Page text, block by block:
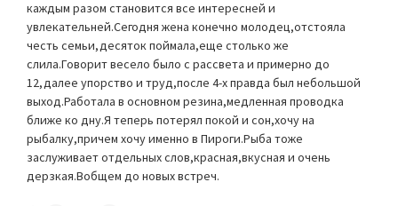
каждым разом становится все интересней и
увлекательней.Сегодня жена конечно молодец,отстояла
честь семьи,десяток поймала,еще столько же
слила.Говорит весело было с рассвета и примерно до
12,далее упорство и труд,после 4-х правда был небольшой
выход.Работала в основном резина,медленная проводка
ближе ко дну.Я теперь потерял покой и сон,хочу на
рыбалку,причем хочу именно в Пироги.Рыба тоже
заслуживает отдельных слов,красная,вкусная и очень
дерзкая.Вобщем до новых встреч.